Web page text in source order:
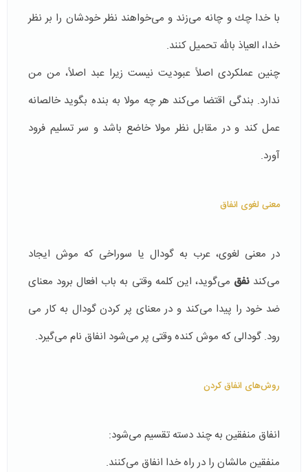
با خدا چك و چانه می‌زند و می‌خواهند نظر خودشان را بر نظر
خدا، العیاذ بالله تحمیل كنند.
چنین عملكردی اصلاً‌ عبودیت نیست زیرا عبد اصلاً، من من
ندارد. بندگی اقتضا می‌كند هر چه مولا به بنده بگوید خالصانه
عمل كند و در مقابل نظر مولا خاضع باشد و سر تسلیم فرود
آورد.
معنی لغوی انفاق
در معنی لغوی، عرب به گودال یا سوراخی كه موش ایجاد
می‌كند نفق می‌گوید، این كلمه وقتی به باب افعال برود معنای
ضد خود را پیدا می‌كند و در معنای پر كردن گودال به كار می
رود. گودالی كه موش كنده وقتی پر می‌شود انفاق نام می‌گیرد.
روش‌های انفاق کردن
انفاق منفقین به چند دسته تقسیم می‌شود:
منفقین مالشان را در راه خدا انفاق می‌كنند.